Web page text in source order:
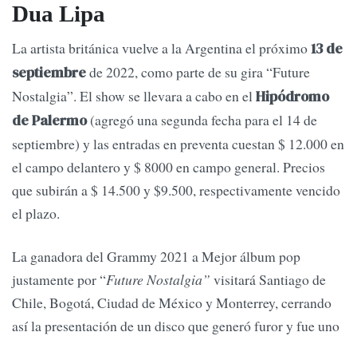
Dua Lipa
La artista británica vuelve a la Argentina el próximo13 de
septiembrede 2022, como parte de su gira “Future
Nostalgia”. El show se llevara a cabo en elHipódromo
de Palermo(agregó una segunda fecha para el 14 de
septiembre) y las entradas en preventa cuestan $ 12.000 en
el campo delantero y $ 8000 en campo general. Precios
que subirán a $ 14.500 y $9.500, respectivamente vencido
el plazo.
La ganadora del Grammy 2021 a Mejor álbum pop
justamente por “Future Nostalgia” visitará Santiago de
Chile, Bogotá, Ciudad de México y Monterrey, cerrando
así la presentación de un disco que generó furor y fue uno